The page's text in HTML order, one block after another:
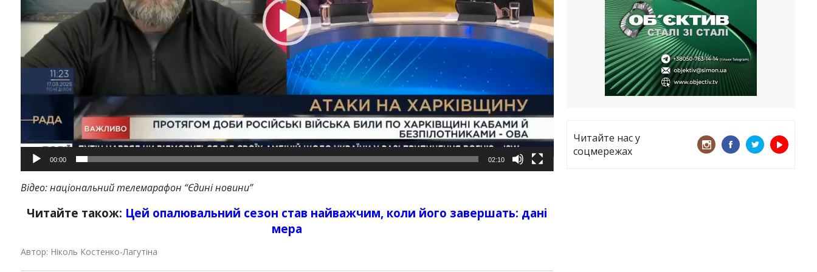
00:00 02:10
Відео: національний телемарафон “Єдині новини”
Читайте також: Цей опалювальний сезон став найважчим, коли його завершать: дані
мера
Автор: Ніколь Костенко-Лагутіна
все
21.05.2026
«ТЦК порушує закон? Нехай
платять!» Як завдяки штрафу жінку
виключили з обліку
15.05.2026
Читайте нас у
соцмережах
InstagramFacebook
TwitterYoutube